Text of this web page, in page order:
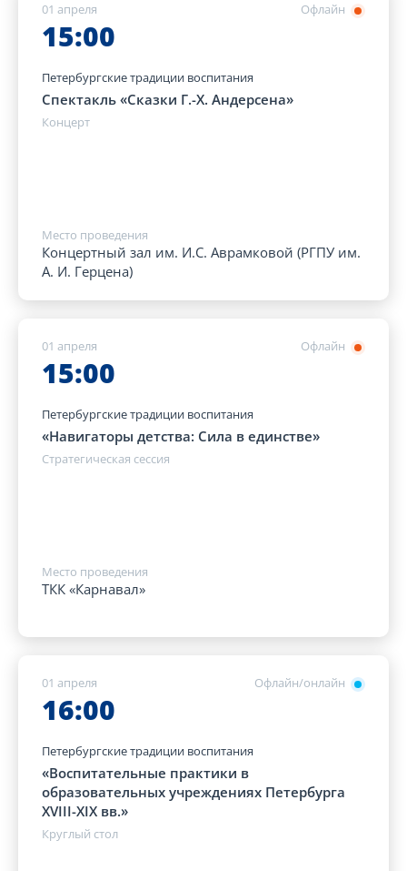
Офлайн
01 апреля
15:00
Петербургские традиции воспитания
Спектакль «Сказки Г.-Х. Андерсена»
Концерт
Место проведения
Концертный зал им. И.С. Аврамковой (РГПУ им.
А. И. Герцена)
Офлайн
01 апреля
15:00
Петербургские традиции воспитания
«Навигаторы детства: Сила в единстве»
Стратегическая сессия
Место проведения
ТКК «Карнавал»
Офлайн/онлайн
01 апреля
16:00
Петербургские традиции воспитания
«Воспитательные практики в
образовательных учреждениях Петербурга
XVIII-XIX вв.»
Круглый стол